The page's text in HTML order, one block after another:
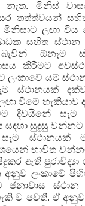
නැත. මිනිස්
තත්ත්වයන්
ලඟා විය
සහිත ස්ථාන
ඕනෑම
කිරීමට
ලංකාවේ යම්
ස්ථානයක්
වීමේ හැකියාව
දිවයිනේ සෑම
සඳහා සුදුසු
ස්ථානයක්
භාවිත
ඇති
අනුව ලංකාවේ
ජනාවාස ස්ථාන
ව පවතී. ඒ